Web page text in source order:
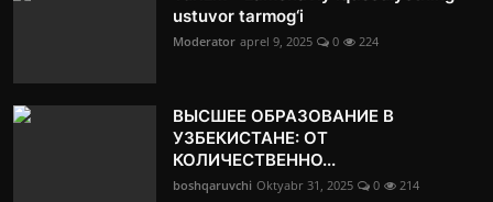
ustuvor tarmog‘i
Moderator aprel 9, 2025 0 224
ВЫСШЕЕ ОБРАЗОВАНИЕ В
УЗБЕКИСТАНЕ: ОТ
КОЛИЧЕСТВЕННО...
boshqaruvchi Oktyabr 31, 2025 0 214